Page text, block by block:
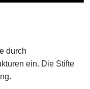
durch
ein. Die Stifte